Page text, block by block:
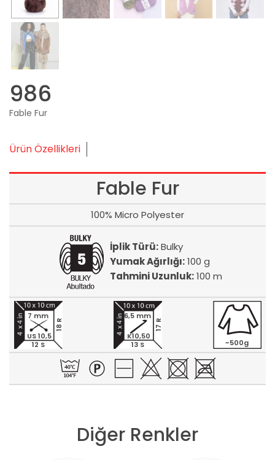
986
Fable Fur
Ürün Özellikleri
Fable Fur
100% Micro Polyester
İplik Türü:Bulky
Yumak Ağırlığı:100 g
Tahmini Uzunluk:100 m
12 S
18 R
7 mm
US 10,5
13 S
17 R
6,5 mm
K10,50
~500g
Diğer Renkler